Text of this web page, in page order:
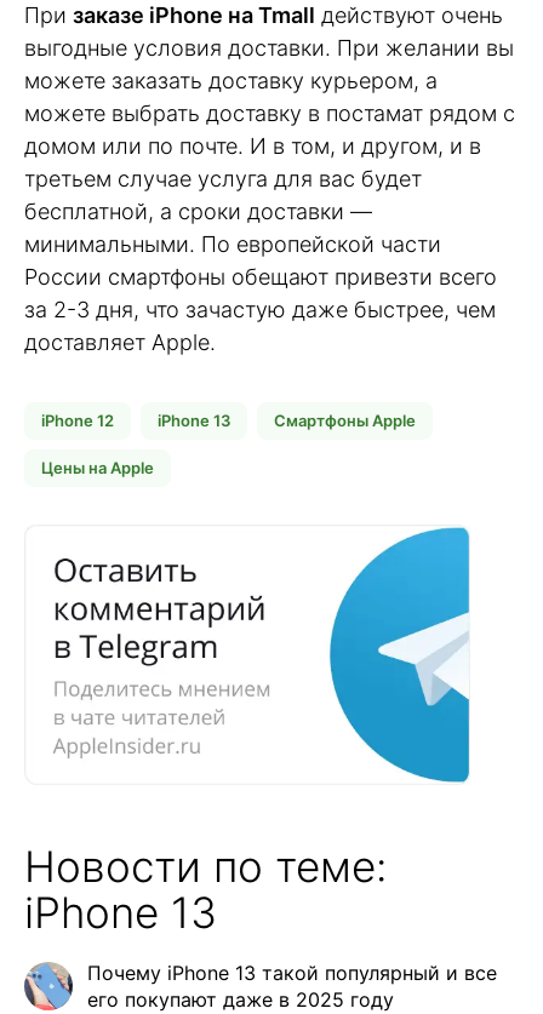
При заказе iPhone на Tmall действуют очень
выгодные условия доставки. При желании вы
можете заказать доставку курьером, а
можете выбрать доставку в постамат рядом с
домом или по почте. И в том, и другом, и в
третьем случае услуга для вас будет
бесплатной, а сроки доставки —
минимальными. По европейской части
России смартфоны обещают привезти всего
за 2-3 дня, что зачастую даже быстрее, чем
доставляет Apple.
iPhone 12 iPhone 13 Смартфоны Apple
Цены на Apple
Новости по теме:
iPhone 13
Почему iPhone 13 такой популярный и все
его покупают даже в 2025 году